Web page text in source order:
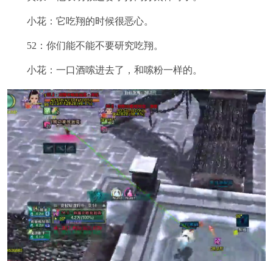
小花：它吃翔的时候很恶心。
52：你们能不能不要研究吃翔。
小花：一口酒嗦进去了，和嗦粉一样的。